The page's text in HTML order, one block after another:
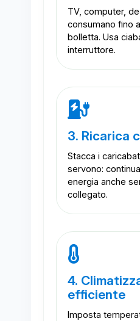
TV, computer,
consumano fino
bolletta. Usa
interruttore.
3. Ricarica
Stacca i
servono:
energia anche
collegato.
4.
efficiente
Imposta